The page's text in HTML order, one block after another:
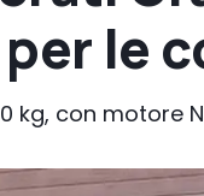
le
kg, con motore